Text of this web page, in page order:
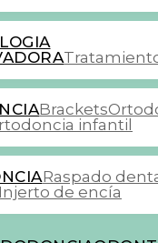
Brackets
infantil
Raspado
Injerto de encía